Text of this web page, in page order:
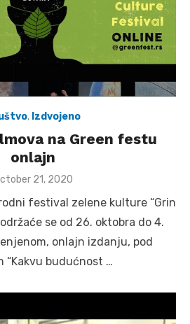
, Izdvojeno
na Green festu
onlajn
21, 2020
festival zelene kulture “Grin
se od 26. oktobra do 4.
onlajn izdanju, pod
“Kakvu budućnost …